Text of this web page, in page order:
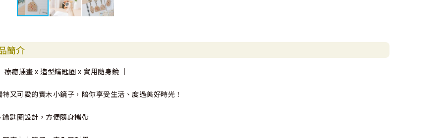
簡介
療癒插畫 x 造型鑰匙圈 x 實用隨身鏡 ｜
特又可愛的實木小鏡子，陪你享受生活、度過美好時光！
鑰匙圈設計，方便隨身攜帶